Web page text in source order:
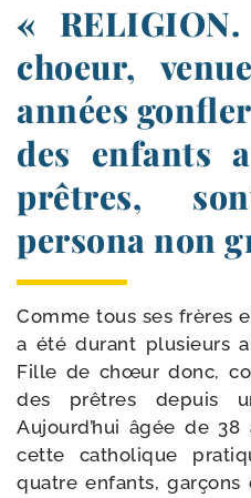
«
choeur,
années
des enfants
prêtres,
persona non
Comme tous ses frères
a été durant plu­sieurs
Fille de chœur donc,
des prêtres depuis
Aujourd’hui âgée de
cette catho­lique
quatre enfants,